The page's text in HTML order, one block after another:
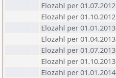
Elozahl per 01.07.2012
Elozahl per 01.10.2012
Elozahl per 01.01.2013
Elozahl per 01.04.2013
Elozahl per 01.07.2013
Elozahl per 01.10.2013
Elozahl per 01.01.2014